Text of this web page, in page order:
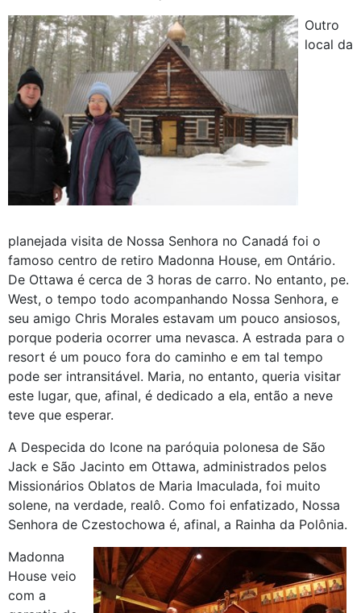
Outro
local da
planejada visita de Nossa Senhora no Canadá foi o
famoso centro de retiro Madonna House, em Ontário.
De Ottawa é cerca de 3 horas de carro. No entanto, pe.
West, o tempo todo acompanhando Nossa Senhora, e
seu amigo Chris Morales estavam um pouco ansiosos,
porque poderia ocorrer uma nevasca. A estrada para o
resort é um pouco fora do caminho e em tal tempo
pode ser intransitável. Maria, no entanto, queria visitar
este lugar, que, afinal, é dedicado a ela, então a neve
teve que esperar.
A Despecida do Icone na paróquia polonesa de São
Jack e São Jacinto em Ottawa, administrados pelos
Missionários Oblatos de Maria Imaculada, foi muito
solene, na verdade, realô. Como foi enfatizado, Nossa
Senhora de Czestochowa é, afinal, a Rainha da Polônia.
Madonna
House veio
com a